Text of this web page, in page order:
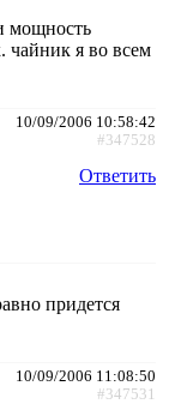
мощность
чайник я во всем
10/09/2006 10:58:42
#347528
Ответить
придется
10/09/2006 11:08:50
#347531